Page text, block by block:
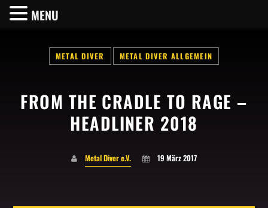
SHARE THIS PAGE ON:
Twitter
METAL DIVER METAL DIVER ALLGEMEIN
FROM THE CRADLE TO RAGE –
HEADLINER 2018
Metal Diver e.V. 19 März 2017
MENU